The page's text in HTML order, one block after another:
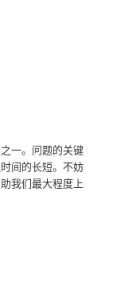
一。问题的关键
间的长短。不妨
我们最大程度上